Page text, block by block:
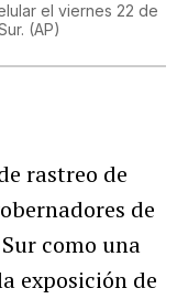
el viernes 22 de
(AP)
rastreo de
de
como una
exposición de